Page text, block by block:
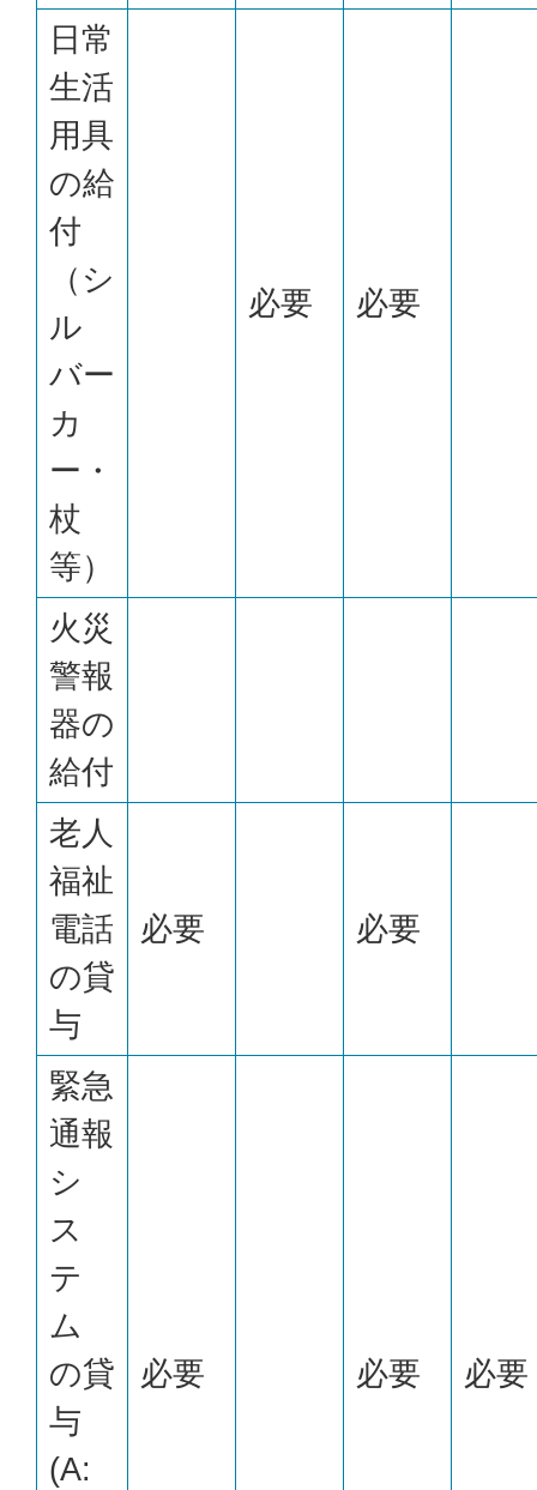
日常
生活
用具
の給
付
（シ
ル
バー
カ
ー・
杖
等）
必要 必要
火災
警報
器の
給付
老人
福祉
電話
の貸
与
必要 必要
緊急
通報
シ
ス
テ
ム
の貸
与
(A:
必要 必要 必要